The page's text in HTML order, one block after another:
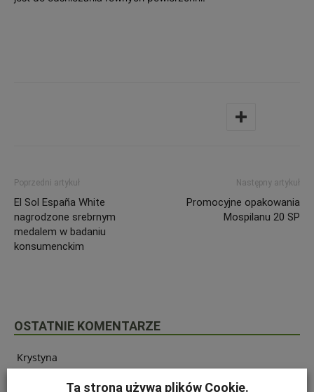
Poprzedni artykuł
El Sol España White
nagrodzone srebrnym
medalem w badaniu
konsumenckim
Następny artykuł
Promocyjne opakowania
Mospilanu 20 SP
OSTATNIE KOMENTARZE
Krystyna
SZKODNIKI WIĄZU I ICH ZWALCZANIE
Ta strona używa plików Cookie.